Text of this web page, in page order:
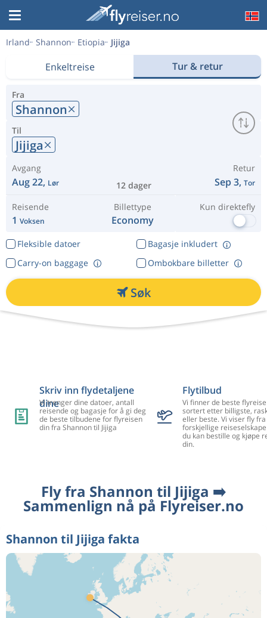
Irland Shannon Etiopia Jijiga
Enkeltreise Tur & retur
Fra
Shannon
Til
Jijiga
Avgang
Aug 22, Lør 12 dager
Retur
Sep 3, Tor
Reisende
1 Voksen
Billettype
Economy
Kun direktefly
Fleksible datoer
Bagasje inkludert
Ombokbare billetter
Carry-on baggage
Søk
Skriv inn flydetaljene
dine
Vi trenger dine datoer, antall
reisende og bagasje for å gi deg
de beste tilbudene for flyreisen
din fra Shannon til Jijiga
Flytilbud
Vi finner de beste
sortert etter billigste,
eller beste. Vi viser fly
forskjellige
du kan bestille og kjøpe
din.
Fly fra Shannon til Jijiga ➡️
Sammenlign nå på Flyreiser.no
Shannon til Jijiga fakta